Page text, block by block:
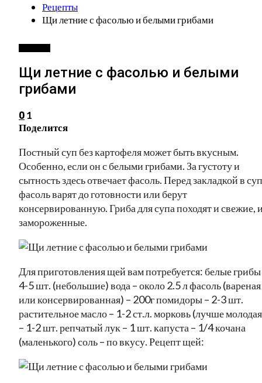
Рецепты
Щи летние с фасолью и белыми грибами
Щи летние с фасолью и белыми
грибами
0 1
Поделится
Постный суп без картофеля может быть вкусным.
Особенно, если он с белыми грибами. За густоту и
сытность здесь отвечает фасоль. Перед закладкой в суп
фасоль варят до готовности или берут
консервированную. Гриба для супа походят и свежие,
замороженные.
Для приготовления щей вам потребуется: белые
4-5 шт. (небольшие) вода – около 2.5 л фасоль (вареная
или консервированная) – 200г помидоры – 2-3 шт.
растительное масло – 1-2 ст.л. морковь (лучше
– 1-2 шт. репчатый лук – 1 шт. капуста – 1/4 кочана
(маленького) соль – по вкусу. Рецепт щей: